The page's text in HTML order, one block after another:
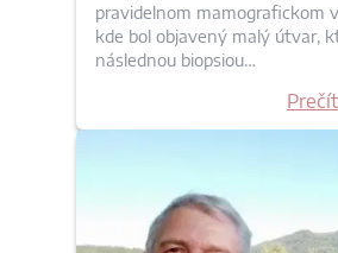
pravidelnom mamografickom
kde bol objavený malý útvar,
následnou biopsiou…